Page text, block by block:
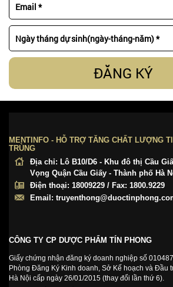
ĐĂNG KÝ
MENTINFO - HỖ TRỢ TĂNG CHẤT LƯỢNG
TRÙNG
Địa chỉ: Lô B10/D6 - Khu đô thị Cầu
Vọng Quận Cầu Giấy - Thành phố Hà
Điện thoại: 18009229 / Fax: 1800.9229
Email:
CÔNG TY CP DƯỢC PHẨM TÍN PHONG
Giấy chứng nhận đăng ký doanh nghiệp số
Phòng Đăng Ký Kinh doanh, Sở Kế hoạch và Đầu
Hà Nội cấp ngày 26/01/2015 (thay đổi lần thứ 6).